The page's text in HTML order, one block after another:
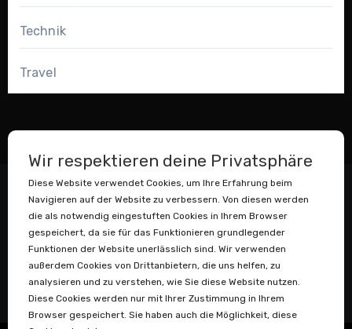
Technik
Travel
Datenstaubsauger
Wir respektieren deine Privatsphäre
Diese Website verwendet Cookies, um Ihre Erfahrung beim
Navigieren auf der Website zu verbessern. Von diesen werden
die als notwendig eingestuften Cookies in Ihrem Browser
gespeichert, da sie für das Funktionieren grundlegender
Funktionen der Website unerlässlich sind. Wir verwenden
außerdem Cookies von Drittanbietern, die uns helfen, zu
analysieren und zu verstehen, wie Sie diese Website nutzen.
Diese Cookies werden nur mit Ihrer Zustimmung in Ihrem
Browser gespeichert. Sie haben auch die Möglichkeit, diese